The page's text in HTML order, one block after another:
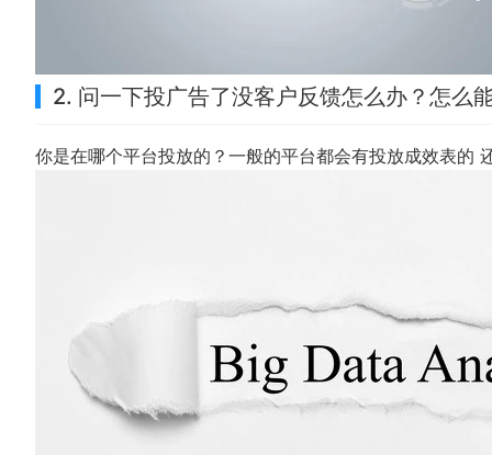
2. 问一下投广告了没客户反馈怎么办？怎么
你是在哪个平台投放的？一般的平台都会有投放成效表的